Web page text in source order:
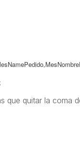
que quitar la coma